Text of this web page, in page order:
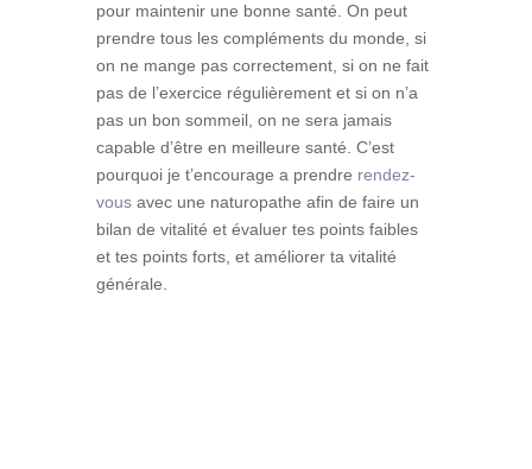
pour maintenir une bonne santé. On peut
prendre tous les compléments du monde, si
on ne mange pas correctement, si on ne fait
pas de l’exercice régulièrement et si on n’a
pas un bon sommeil, on ne sera jamais
capable d’être en meilleure santé. C’est
pourquoi je t’encourage a prendre rendez-
vousavec une naturopathe afin de faire un
bilan de vitalité et évaluer tes points faibles
et tes points forts, et améliorer ta vitalité
générale.